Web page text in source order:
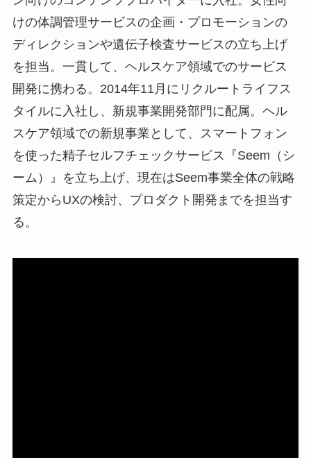
けの体調管理サービスの企画・プロモーションの
ディレクションや遺伝子検査サービスの立ち上げ
を担当。一貫して、ヘルスケア領域でのサービス
開発に携わる。2014年11月にリクルートライフス
タイルに入社し、新規事業開発部門に配属。ヘル
スケア領域での新規事業として、スマートフォン
を使った精子セルフチェックサービス『Seem（シ
ーム）』を立ち上げ、現在はSeem事業全体の戦略
策定からUXの検討、プロダクト開発までを担当す
る。